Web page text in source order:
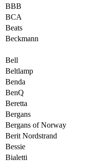
BBB
BCA
Beats
Beckmann
Bell
Beltlamp
Benda
BenQ
Beretta
Bergans
Bergans of Norway
Berit Nordstrand
Bessie
Bialetti